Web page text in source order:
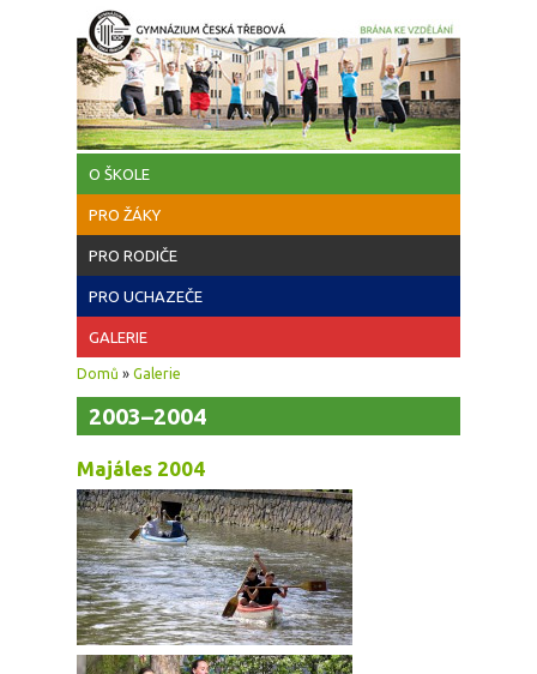
Přejít k hlavnímu obsahu
O ŠKOLE
PRO ŽÁKY
PRO RODIČE
PRO UCHAZEČE
GALERIE
Jste zde
Domů » Galerie
2003–2004
Majáles 2004